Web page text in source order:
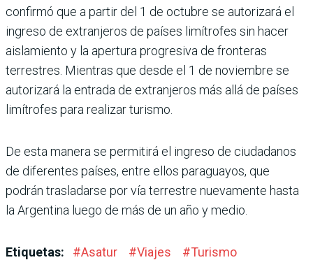
confirmó que a partir del 1 de octubre se autorizará el
ingreso de extranjeros de países limítrofes sin hacer
aislamiento y la apertura progresiva de fronteras
terrestres. Mientras que desde el 1 de noviembre se
autorizará la entrada de extranjeros más allá de países
limítrofes para realizar turismo.
De esta manera se permitirá el ingreso de ciudadanos
de diferentes países, entre ellos paraguayos, que
podrán trasladarse por vía terrestre nuevamente hasta
la Argentina luego de más de un año y medio.
Etiquetas: #Asatur #Viajes #Turismo